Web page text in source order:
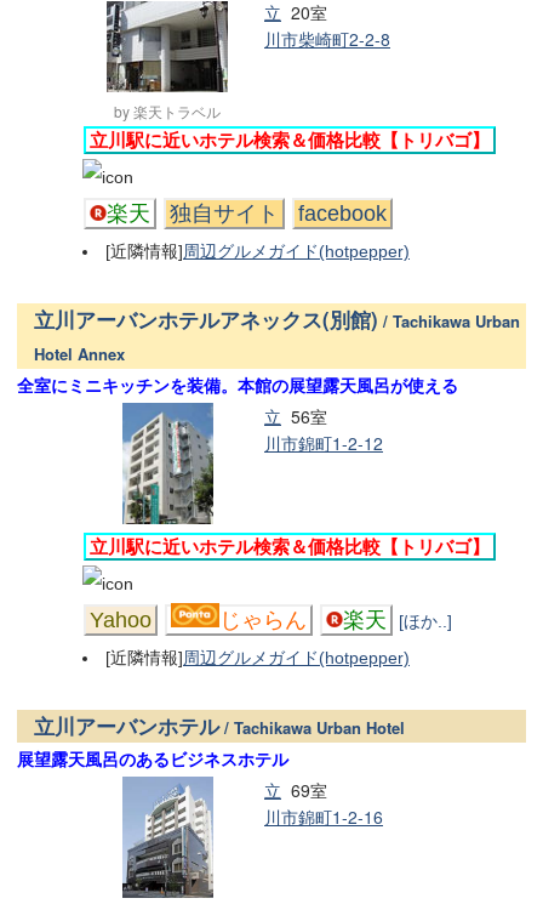
by 楽天トラベル
20室
立
川市柴崎町2-2-8
立川駅に近いホテル検索＆価格比較【トリバゴ】
楽天 独自サイト facebook
[近隣情報]周辺グルメガイド(hotpepper)
立川アーバンホテルアネックス(別館) / Tachikawa Urban
Hotel Annex
全室にミニキッチンを装備。本館の展望露天風呂が使える
56室
立
川市錦町1-2-12
立川駅に近いホテル検索＆価格比較【トリバゴ】
Yahoo じゃらん 楽天
[ほか..]
[近隣情報]周辺グルメガイド(hotpepper)
立川アーバンホテル/ Tachikawa Urban Hotel
展望露天風呂のあるビジネスホテル
69室
立
川市錦町1-2-16